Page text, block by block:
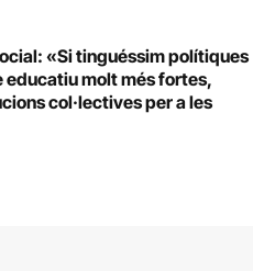
«Si tinguéssim polítiques
educatiu molt més fortes,
col·lectives per a les